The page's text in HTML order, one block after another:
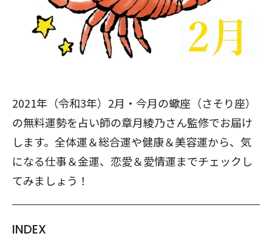
2021年（令和3年）2月・今月の蠍座（さそり座）
の無料運勢を占い師の章月綾乃さん監修でお届け
します。全体運＆総合運や健康＆美容運から、気
になる仕事＆金運、恋愛＆愛情運までチェックし
てみましょう！
INDEX